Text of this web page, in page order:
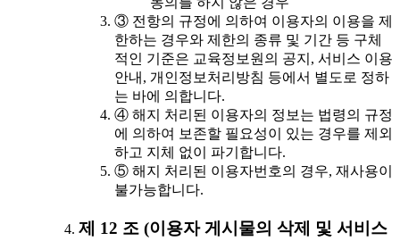
③ 전항의 규정에 의하여 이용자의 이용을 제
한하는 경우와 제한의 종류 및 기간 등 구체
적인 기준은 교육정보원의 공지, 서비스 이용
안내, 개인정보처리방침 등에서 별도로 정하
는 바에 의합니다.
④ 해지 처리된 이용자의 정보는 법령의 규정
에 의하여 보존할 필요성이 있는 경우를 제외
하고 지체 없이 파기합니다.
⑤ 해지 처리된 이용자번호의 경우, 재사용이
불가능합니다.
제 12 조 (이용자 게시물의 삭제 및 서비스